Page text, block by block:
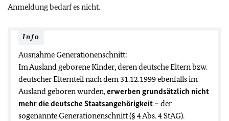
Anmeldung bedarf es nicht.
Info
Ausnahme Generationenschnitt:
Im Ausland geborene Kinder, deren deutsche Eltern bzw.
deutscher Elternteil nach dem 31.12.1999 ebenfalls im
Ausland geboren wurden,erwerben grundsätzlich nicht
mehr die deutsche Staatsangehörigkeit – der
sogenannte Generationenschnitt (§ 4 Abs. 4 StAG).